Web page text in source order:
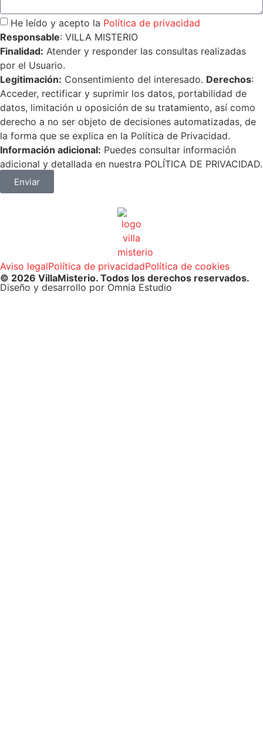
He leído y acepto la Política de privacidad
Responsable: VILLA MISTERIO
Finalidad: Atender y responder las consultas realizadas
por el Usuario.
Legitimación: Consentimiento del interesado. Derechos:
Acceder, rectificar y suprimir los datos, portabilidad de
datos, limitación u oposición de su tratamiento, así como
derecho a no ser objeto de decisiones automatizadas, de
la forma que se explica en la Política de Privacidad.
Información adicional: Puedes consultar información
adicional y detallada en nuestra POLÍTICA DE PRIVACIDAD.
Enviar
Aviso legalPolítica de privacidadPolítica de cookies
© 2026 VillaMisterio. Todos los derechos reservados.
Diseño y desarrollo por Omnia Estudio